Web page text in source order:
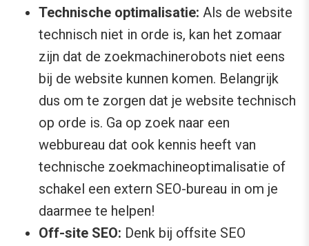
Technische optimalisatie: Als de website
technisch niet in orde is, kan het zomaar
zijn dat de zoekmachinerobots niet eens
bij de website kunnen komen. Belangrijk
dus om te zorgen dat je website technisch
op orde is. Ga op zoek naar een
webbureau dat ook kennis heeft van
technische zoekmachineoptimalisatie of
schakel een extern SEO-bureau in om je
daarmee te helpen!
Off-site SEO: Denk bij offsite SEO